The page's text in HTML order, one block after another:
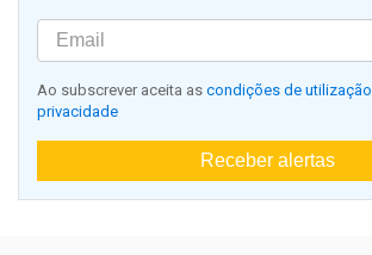
Ao subscrever aceita as condições de utilização
privacidade
Receber alertas